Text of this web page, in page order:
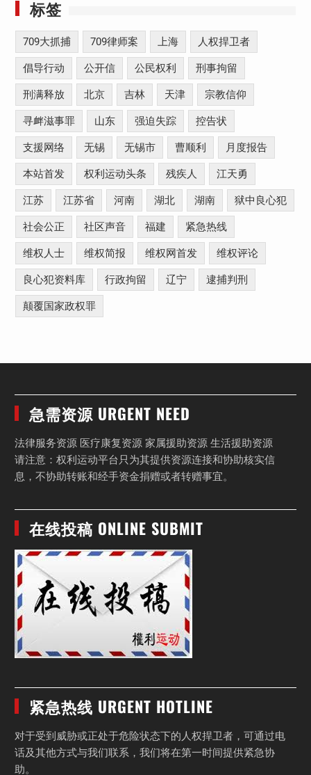
标签
709大抓捕 709律师案 上海 人权捍卫者
倡导行动 公开信 公民权利 刑事拘留
刑满释放 北京 吉林 天津 宗教信仰
寻衅滋事罪 山东 强迫失踪 控告状
支援网络 无锡 无锡市 曹顺利 月度报告
本站首发 权利运动头条 残疾人 江天勇
江苏 江苏省 河南 湖北 湖南 狱中良心犯
社会公正 社区声音 福建 紧急热线
维权人士 维权简报 维权网首发 维权评论
良心犯资料库 行政拘留 辽宁 逮捕判刑
颠覆国家政权罪
急需资源 URGENT NEED
法律服务资源 医疗康复资源 家属援助资源 生活援助资源
请注意：权利运动平台只为其提供资源连接和协助核实信
息，不协助转账和经手资金捐赠或者转赠事宜。
在线投稿 ONLINE SUBMIT
紧急热线 URGENT HOTLINE
对于受到威胁或正处于危险状态下的人权捍卫者，可通过电
话及其他方式与我们联系，我们将在第一时间提供紧急协
助。